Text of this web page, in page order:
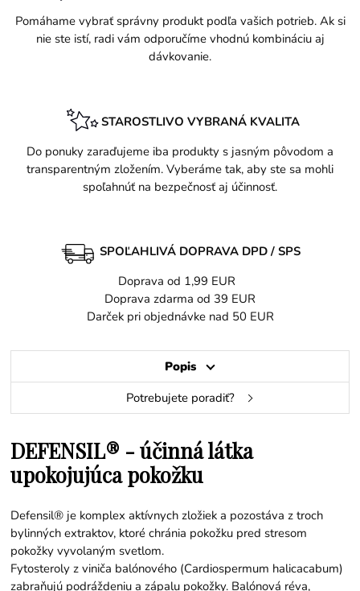
Pomáhame vybrať správny produkt podľa vašich potrieb. Ak si
nie ste istí, radi vám odporučíme vhodnú kombináciu aj
dávkovanie.
STAROSTLIVO VYBRANÁ KVALITA
Do ponuky zaraďujeme iba produkty s jasným pôvodom a
transparentným zložením. Vyberáme tak, aby ste sa mohli
spoľahnúť na bezpečnosť aj účinnosť.
SPOĽAHLIVÁ DOPRAVA DPD / SPS
Doprava od 1,99 EUR
Doprava zdarma od 39 EUR
Darček pri objednávke nad 50 EUR
Popis
Potrebujete poradiť?
DEFENSIL® - účinná látka
upokojujúca pokožku
Defensil® je komplex aktívnych zložiek a pozostáva z troch
bylinných extraktov, ktoré chránia pokožku pred stresom
pokožky vyvolaným svetlom.
Fytosteroly z viniča balónového (Cardiospermum halicacabum)
zabraňujú podráždeniu a zápalu pokožky. Balónová réva,